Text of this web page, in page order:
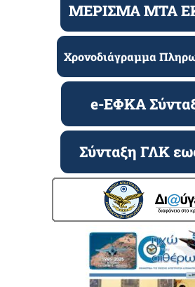
ΜΕΡΙΣΜΑ ΜΤΑ
Χρονοδιάγραμμα
e-ΕΦΚΑ
Σύνταξη ΓΛΚ